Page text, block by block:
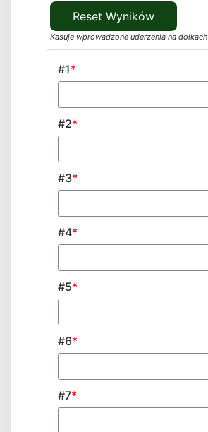
Kasuje wprowadzone uderzenia na dołkach
#1*
#2*
#3*
#4*
#5*
#6*
#7*